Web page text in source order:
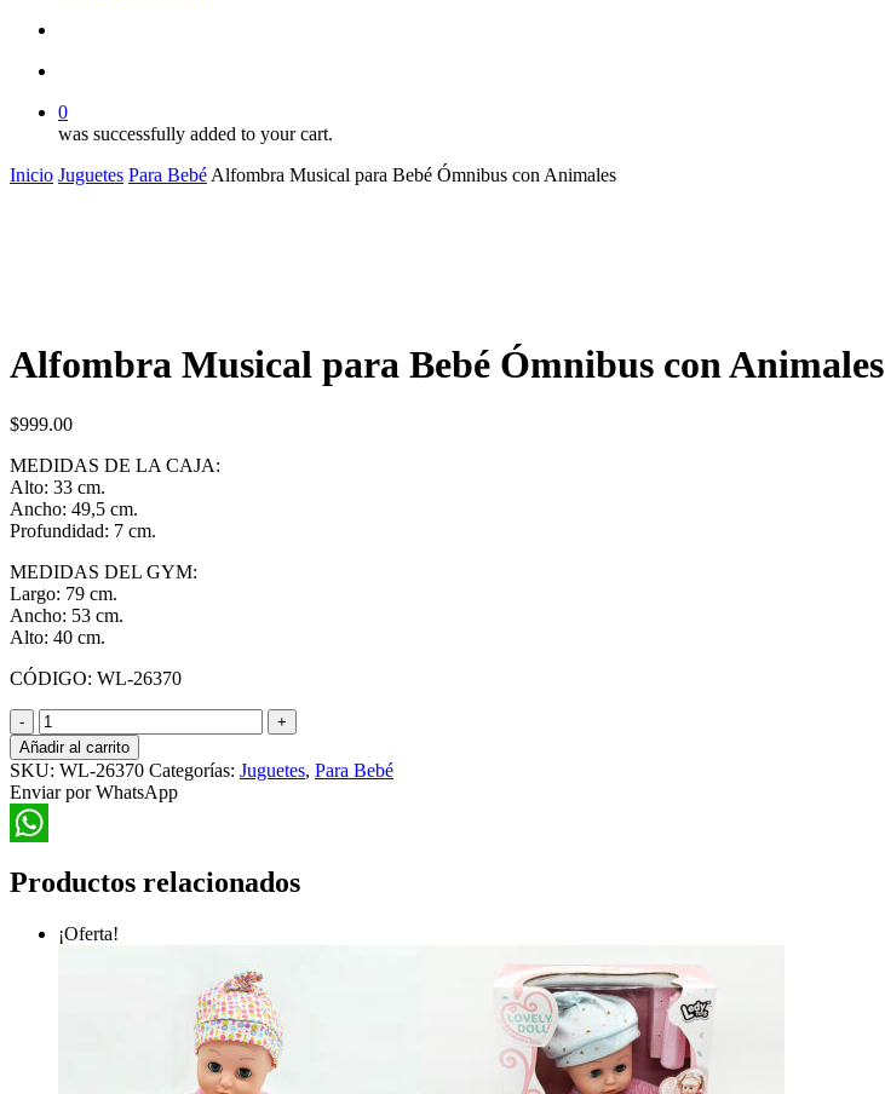
0
was successfully added to your cart.
Inicio Juguetes Para Bebé Alfombra Musical para Bebé Ómnibus con Animales
Alfombra Musical para Bebé Ómnibus con Animales
$999.00
MEDIDAS DE LA CAJA:
Alto: 33 cm.
Ancho: 49,5 cm.
Profundidad: 7 cm.
MEDIDAS DEL GYM:
Largo: 79 cm.
Ancho: 53 cm.
Alto: 40 cm.
CÓDIGO: WL-26370
Alfombra
Musical
para
Bebé
Ómnibus
con
Animales
cantidad
Añadir al carrito
SKU: WL-26370 Categorías: Juguetes, Para Bebé
Enviar por WhatsApp
Productos relacionados
¡Oferta!